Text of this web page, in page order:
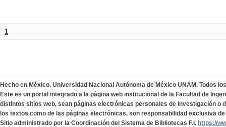
1
Hecho en México. Universidad Nacional Autónoma de México UNAM. Todos
Este es un portal integrado a la página web institucional de la Facultad de
distintos sitios web, sean páginas electrónicas personales de investigación o
los textos como de las páginas electrónicas, son responsabilidad exclusiva
Sitio administrado por la Coordinación del Sistema de Bibliotecas F.I. https://